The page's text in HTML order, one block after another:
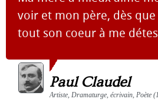
voir et mon père, dès que
tout son coeur à me
Paul Claudel
Artiste, Dramaturge, écrivain, Poète